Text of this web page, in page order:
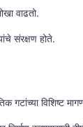
वाढतो.
संरक्षण होते.
गटांच्या विशिष्ट